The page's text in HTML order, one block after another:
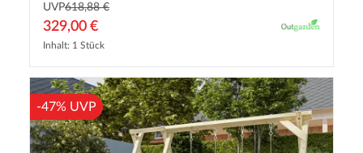
UVP618,88 €
329,00 €
Inhalt: 1 Stück
-47% UVP